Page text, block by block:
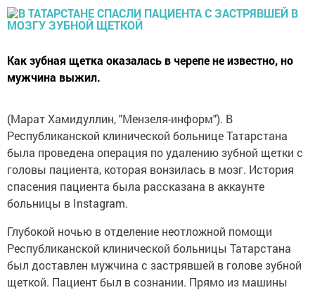
Как зубная щетка оказалась в черепе не известно, но
мужчина выжил.
(Марат Хамидуллин, "Мензеля-информ"). В
Республиканской клинической больнице Татарстана
была проведена операция по удалению зубной щетки с
головы пациента, которая вонзилась в мозг. История
спасения пациента была рассказана в аккаунте
больницы в Instagram.
Глубокой ночью в отделение неотложной помощи
Республиканской клинической больницы Татарстана
был доставлен мужчина с застрявшей в голове зубной
щеткой. Пациент был в сознании. Прямо из машины